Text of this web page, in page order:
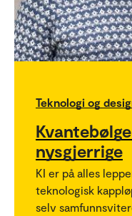
Teknologi og
nysgjerrige
KI er på alles
teknologisk
selv